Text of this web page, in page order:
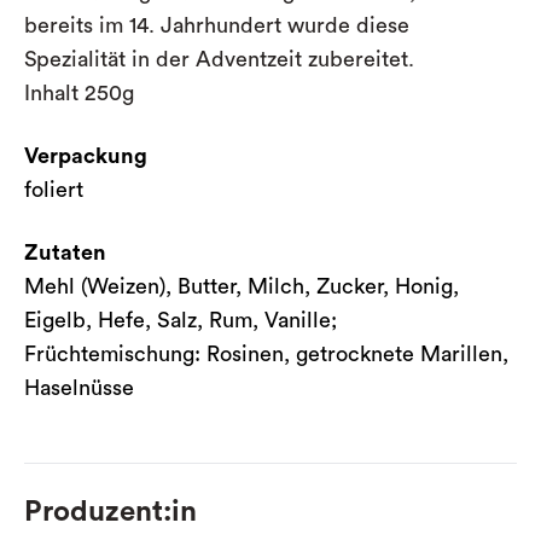
bereits im 14. Jahrhundert wurde diese
Spezialität in der Adventzeit zubereitet.
Inhalt 250g
Verpackung
foliert
Zutaten
Mehl (Weizen), Butter, Milch, Zucker, Honig,
Eigelb, Hefe, Salz, Rum, Vanille;
Früchtemischung: Rosinen, getrocknete Marillen,
Haselnüsse
Produzent:in